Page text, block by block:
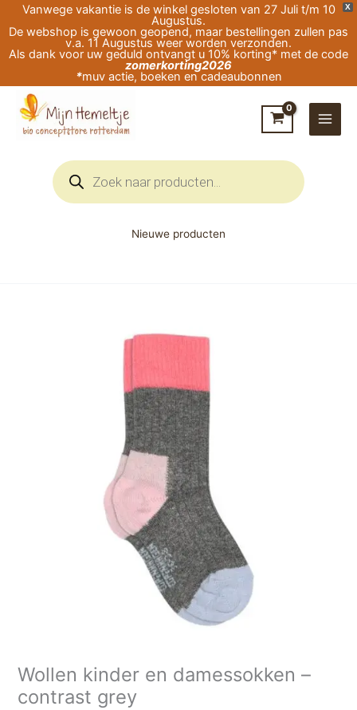
X
Vanwege vakantie is de winkel gesloten van 27 Juli t/m 10
Augustus.
De webshop is gewoon geopend, maar bestellingen zullen pas
v.a. 11 Augustus weer worden verzonden.
Als dank voor uw geduld ontvangt u 10% korting* met de code
zomerkorting2026
*muv actie, boeken en cadeaubonnen
naar
de
Producten
zoeken
Nieuwe producten
Wollen kinder en damessokken –
contrast grey